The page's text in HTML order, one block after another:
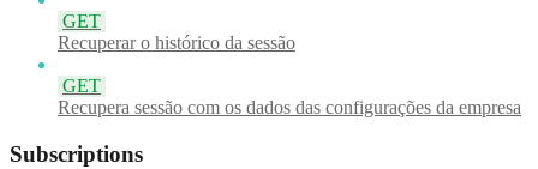
GET
Recuperar o histórico da sessão
GET
Recupera sessão com os dados das configurações da empresa
Subscriptions